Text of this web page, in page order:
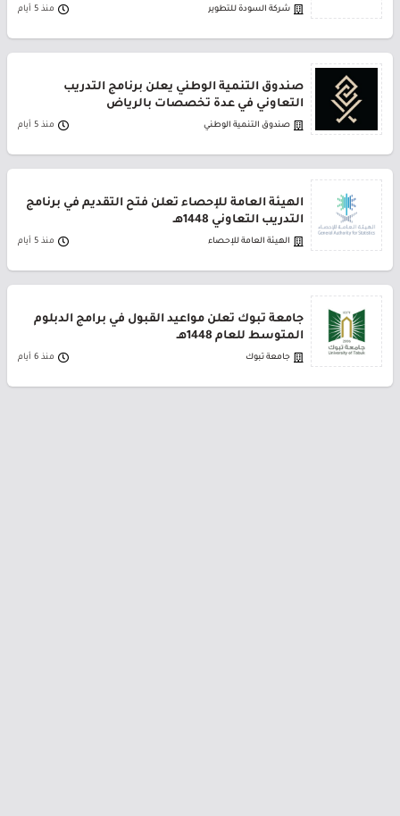
شركة السودة للتطوير منذ 5 أيام
صندوق التنمية الوطني يعلن برنامج التدريب
التعاوني في عدة تخصصات بالرياض
صندوق التنمية الوطني منذ 5 أيام
الهيئة العامة للإحصاء تعلن فتح التقديم في برنامج
التدريب التعاوني 1448هـ
الهيئة العامة للإحصاء منذ 5 أيام
جامعة تبوك تعلن مواعيد القبول في برامج الدبلوم
المتوسط للعام 1448هـ
جامعة تبوك منذ 6 أيام